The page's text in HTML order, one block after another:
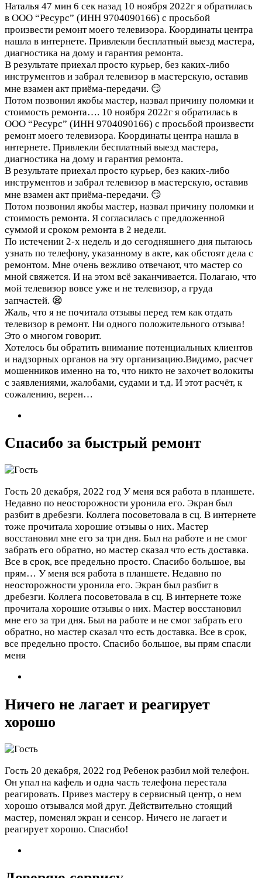
Наталья 47 мин 6 сек назад 10 ноября 2022г я обратилась
в ООО “Ресурс” (ИНН 9704090166) с просьбой
произвести ремонт моего телевизора. Координаты центра
нашла в интернете. Привлекли бесплатный выезд мастера,
диагностика на дому и гарантия ремонта.
В результате приехал просто курьер, без каких-либо
инструментов и забрал телевизор в мастерскую, оставив
мне взамен акт приёма-передачи. 😏
Потом позвонил якобы мастер, назвал причину поломки и
стоимость ремонта…. 10 ноября 2022г я обратилась в
ООО “Ресурс” (ИНН 9704090166) с просьбой произвести
ремонт моего телевизора. Координаты центра нашла в
интернете. Привлекли бесплатный выезд мастера,
диагностика на дому и гарантия ремонта.
В результате приехал просто курьер, без каких-либо
инструментов и забрал телевизор в мастерскую, оставив
мне взамен акт приёма-передачи. 😏
Потом позвонил якобы мастер, назвал причину поломки и
стоимость ремонта. Я согласилась с предложенной
суммой и сроком ремонта в 2 недели.
По истечении 2-х недель и до сегодняшнего дня пытаюсь
узнать по телефону, указанному в акте, как обстоят дела с
ремонтом. Мне очень вежливо отвечают, что мастер со
мной свяжется. И на этом всё заканчивается. Полагаю, что
мой телевизор вовсе уже и не телевизор, а груда
запчастей. 😪
Жаль, что я не почитала отзывы перед тем как отдать
телевизор в ремонт. Ни одного положительного отзыва!
Это о многом говорит.
Хотелось бы обратить внимание потенциальных клиентов
и надзорных органов на эту организацию.Видимо, расчет
мошенников именно на то, что никто не захочет волокиты
с заявлениями, жалобами, судами и т.д. И этот расчёт, к
сожалению, верен…
Спасибо за быстрый ремонт
Гость 20 декабря, 2022 год У меня вся работа в планшете.
Недавно по неосторожности уронила его. Экран был
разбит в дребезги. Коллега посоветовала в сц. В интернете
тоже прочитала хорошие отзывы о них. Мастер
восстановил мне его за три дня. Был на работе и не смог
забрать его обратно, но мастер сказал что есть доставка.
Все в срок, все предельно просто. Спасибо большое, вы
прям… У меня вся работа в планшете. Недавно по
неосторожности уронила его. Экран был разбит в
дребезги. Коллега посоветовала в сц. В интернете тоже
прочитала хорошие отзывы о них. Мастер восстановил
мне его за три дня. Был на работе и не смог забрать его
обратно, но мастер сказал что есть доставка. Все в срок,
все предельно просто. Спасибо большое, вы прям спасли
меня
Ничего не лагает и реагирует
хорошо
Гость 20 декабря, 2022 год Ребенок разбил мой телефон.
Он упал на кафель и одна часть телефона перестала
реагировать. Привез мастеру в сервисный центр, о нем
хорошо отзывался мой друг. Действительно стоящий
мастер, поменял экран и сенсор. Ничего не лагает и
реагирует хорошо. Спасибо!